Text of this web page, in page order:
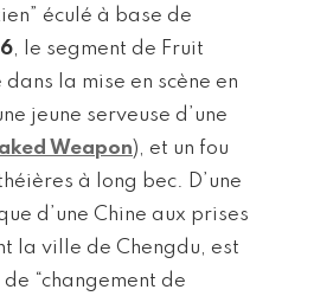
éculé à base de
, le segment de Fruit
la mise en scène en
jeune serveuse d’une
Weapon), et un fou
à long bec. D’une
d’une Chine aux prises
la ville de Chengdu, est
“changement de